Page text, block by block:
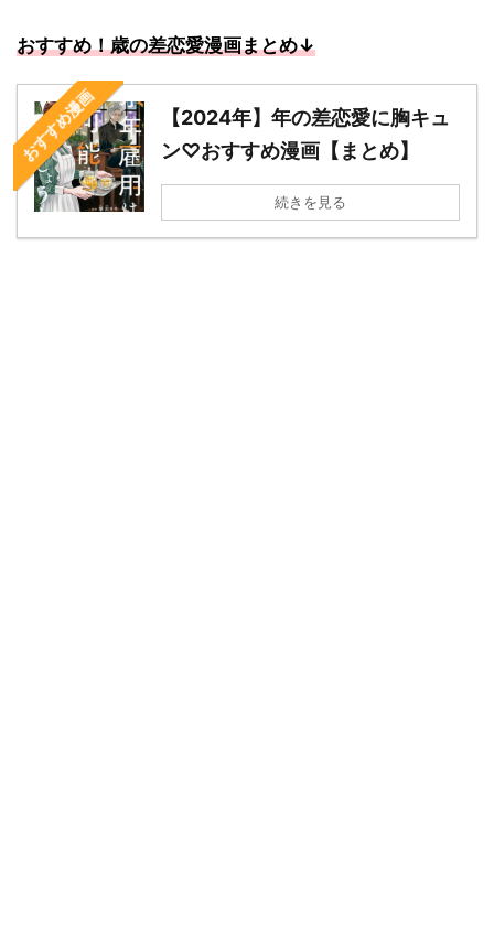
おすすめ！歳の差恋愛漫画まとめ↓
おすすめ漫画
【2024年】年の差恋愛に胸キュ
ン♡おすすめ漫画【まとめ】
続きを見る